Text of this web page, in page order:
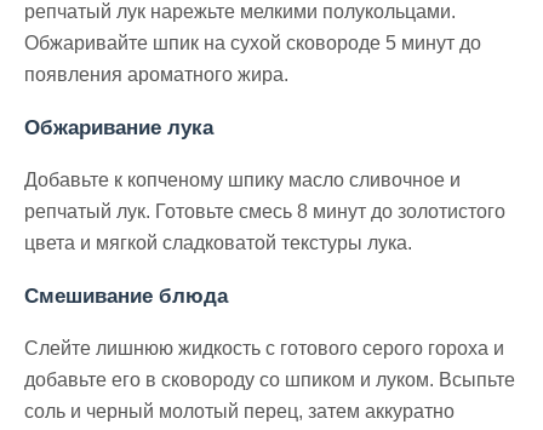
репчатый лук нарежьте мелкими полукольцами.
Обжаривайте шпик на сухой сковороде 5 минут до
появления ароматного жира.
Обжаривание лука
Добавьте к копченому шпику масло сливочное и
репчатый лук. Готовьте смесь 8 минут до золотистого
цвета и мягкой сладковатой текстуры лука.
Смешивание блюда
Слейте лишнюю жидкость с готового серого гороха и
добавьте его в сковороду со шпиком и луком. Всыпьте
соль и черный молотый перец, затем аккуратно